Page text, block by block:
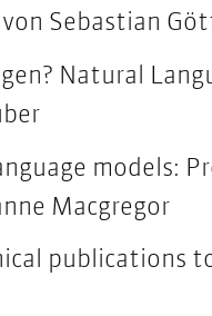
Sebastian
Natural
models:
Macgregor
publications